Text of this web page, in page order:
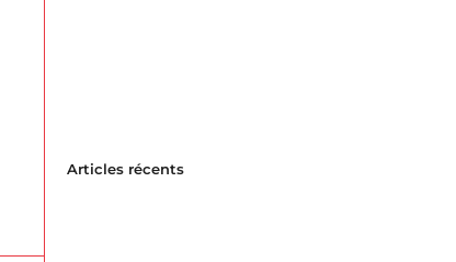
Articles récents